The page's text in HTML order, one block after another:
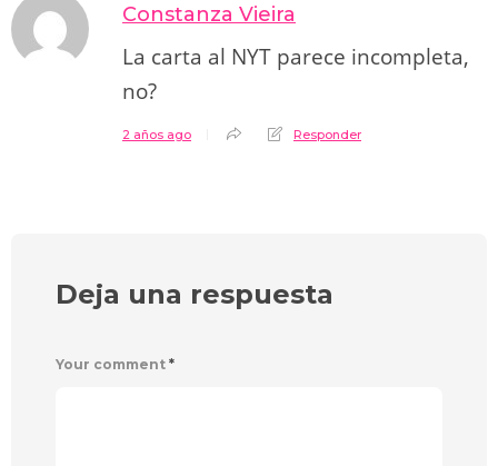
Constanza Vieira
La carta al NYT parece incompleta,
no?
2 años ago Responder
Deja una respuesta
Your comment *